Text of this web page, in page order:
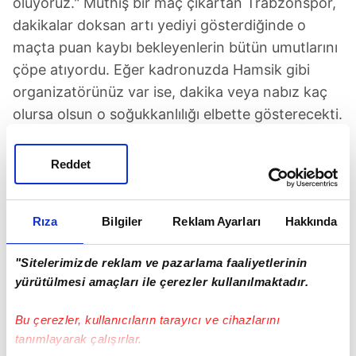
Rıza Bilgiler Reklam Ayarları Hakkında
"Sitelerimizde reklam ve pazarlama faaliyetlerinin
yürütülmesi amaçları ile çerezler kullanılmaktadır.
Bu çerezler, kullanıcıların tarayıcı ve cihazlarını
tanımlayarak çalışırlar.
Reddet
dakikalar doksan artı yediyi gösterdiğinde o
maçta puan kaybı bekleyenlerin bütün umutlarını
çöpe atıyordu. Eğer kadronuzda Hamsik gibi
organizatörünüz var ise, dakika veya nabız kaç
olursa olsun o soğukkanlılığı elbette gösterecekti.
üzerinden aşırtarak bu maçta adeta yıldızlaşan
Abdülkadir Ömür ile buluşturan Hamsik, "Hayal
kırıklığının başkenti" manşetini attıracaktı! Top
önce Cornelius'a ardından Nwakaeme'ye tekrar
Cornelius'a geldiğinde milyonlarca Trabzonspor
taraftarı nefessiz kalmıştı. Top filelerle
buluştuğunda gerek Türkiye'de gerekse
Avrupa'daki yüzbinlerce evde Bordo-Mavili
taraftarların "Golllllllllll" sesi yükselecekti. Maç